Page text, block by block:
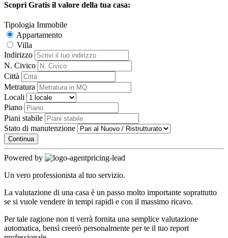
Scopri Gratis il valore della tua casa:
Tipologia Immobile
Appartamento
Villa
Indirizzo
N. Civico
Città
Metratura
Locali
Piano
Piani stabile
Stato di manutenzione
Continua
Powered by
Un vero professionista al tuo servizio.
La valutazione di una casa è un passo molto importante soprattutto
se si vuole vendere in tempi rapidi e con il massimo ricavo.
Per tale ragione non ti verrà fornita una semplice valutazione
automatica, bensì creerò personalmente per te il tuo report